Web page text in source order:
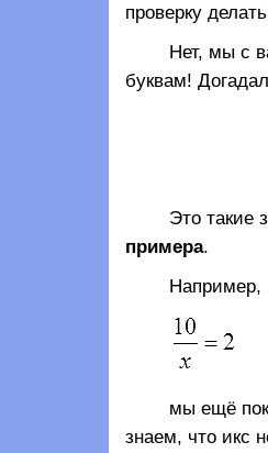
проверку
Нет, мы с
буквам!
Это такие
примера.
Например, в
мы ещё пока
знаем, что икс